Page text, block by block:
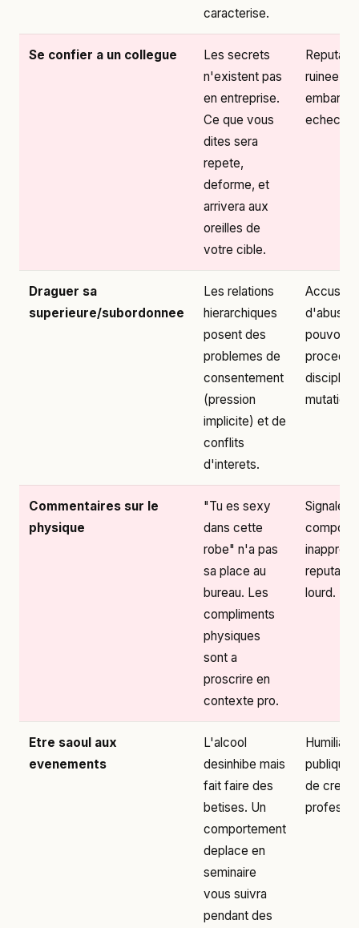
caracterise.
Se confier a un collegue
Les secrets
n'existent pas
en entreprise.
Ce que vous
dites sera
repete,
deforme, et
arrivera aux
oreilles de
votre cible.
ruinee,
echec
Draguer sa
superieure/subordonnee
Les relations
hierarchiques
posent des
problemes de
consentement
(pression
implicite) et de
conflits
d'interets.
d'abus
pouvoir,
mutation
Commentaires sur le
physique
"Tu es sexy
dans cette
robe" n'a pas
sa place au
bureau. Les
compliments
physiques
sont a
proscrire en
contexte pro.
lourd.
Etre saoul aux
evenements
L'alcool
desinhibe mais
fait faire des
betises. Un
comportement
deplace en
seminaire
vous suivra
pendant des
publique,
de